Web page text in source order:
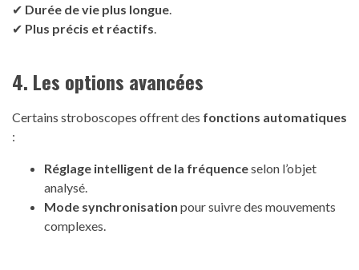
✔ Durée de vie plus longue
✔ Plus précis et réactifs
4. Les options avancées
Certains stroboscopes offrent des fonctions automatiques
:
Réglage intelligent de la fréquenceselon l’objet
analysé.
Mode synchronisation pour suivre des mouvements
complexes.